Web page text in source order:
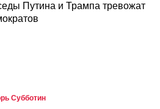
Путина и Трампа тревожат
Субботин